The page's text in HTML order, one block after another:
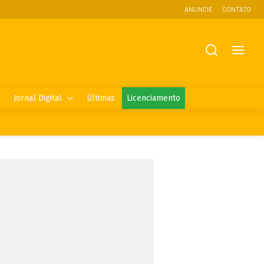
ANUNCIE CONTATO
Jornal Digital Últimas Licenciamento